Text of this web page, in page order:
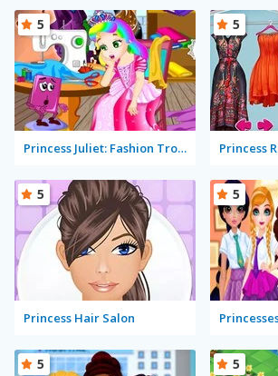
Princess Juliet: Fashion Trouble
5
Princess
5
Princess Hair Salon
5 5
5 5